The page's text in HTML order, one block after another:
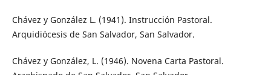
Chávez y González L. (1941). Instrucción Pastoral.
Arquidiócesis de San Salvador, San Salvador.
Chávez y González, L. (1946). Novena Carta Pastoral.